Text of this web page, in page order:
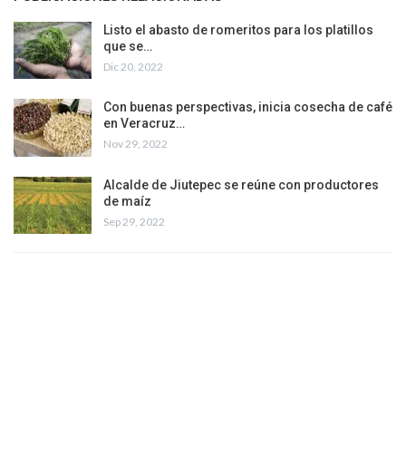
Listo el abasto de romeritos para los platillos
que se…
Dic 20, 2022
Con buenas perspectivas, inicia cosecha de café
en Veracruz…
Nov 29, 2022
Alcalde de Jiutepec se reúne con productores
de maíz
Sep 29, 2022